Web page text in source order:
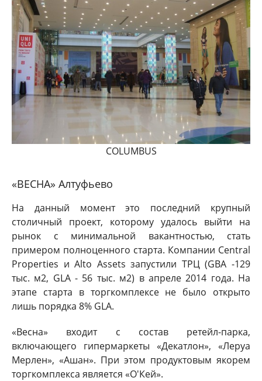
COLUMBUS
«ВЕСНА» Алтуфьево
На данный момент это последний крупный
столичный проект, которому удалось выйти на
рынок с минимальной вакантностью, стать
примером полноценного старта. Компании Central
Properties и Alto Assets запустили ТРЦ (GBA -129
тыс. м2, GLA - 56 тыс. м2) в апреле 2014 года. На
этапе старта в торгкомплексе не было открыто
лишь порядка 8% GLA.
«Весна» входит с состав ретейл-парка,
включающего гипермаркеты «Декатлон», «Леруа
Мерлен», «Ашан». При этом продуктовым якорем
торгкомплекса является «О'Кей».